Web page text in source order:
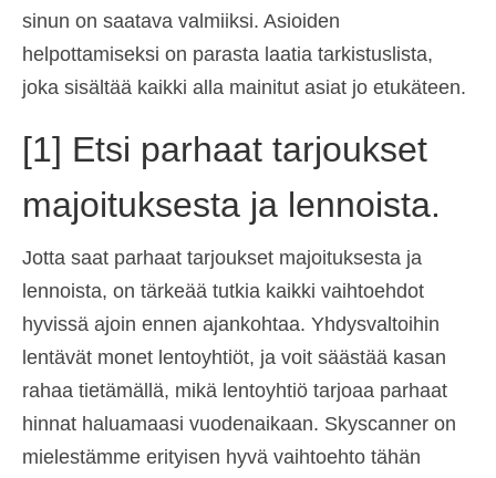
Deutsch(Saksa)
Ελληνικά (Kreikka)
Magyar( Unkari)
Italiano (Italia)
한국어(Korea )
Norsk bokmål( Kirjanorja
Português( Portugali)
Slovenčina( Slaavi)
sinun on saatava valmiiksi. Asioiden
helpottamiseksi on parasta laatia tarkistuslista,
joka sisältää kaikki alla mainitut asiat jo etukäteen.
[1] Etsi parhaat tarjoukset
majoituksesta ja lennoista.
Jotta saat parhaat tarjoukset majoituksesta ja
lennoista, on tärkeää tutkia kaikki vaihtoehdot
hyvissä ajoin ennen ajankohtaa. Yhdysvaltoihin
lentävät monet lentoyhtiöt, ja voit säästää kasan
rahaa tietämällä, mikä lentoyhtiö tarjoaa parhaat
hinnat haluamaasi vuodenaikaan. Skyscanner on
mielestämme erityisen hyvä vaihtoehto tähän